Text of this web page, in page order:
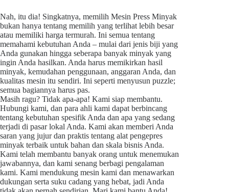
Nah, itu dia! Singkatnya, memilih Mesin Press Minyak
bukan hanya tentang memilih yang terlihat lebih besar
atau memiliki harga termurah. Ini semua tentang
memahami kebutuhan Anda – mulai dari jenis biji yang
Anda gunakan hingga seberapa banyak minyak yang
ingin Anda hasilkan. Anda harus memikirkan hasil
minyak, kemudahan penggunaan, anggaran Anda, dan
kualitas mesin itu sendiri. Ini seperti menyusun puzzle;
semua bagiannya harus pas.
Masih ragu? Tidak apa-apa! Kami siap membantu.
Hubungi kami, dan para ahli kami dapat berbincang
tentang kebutuhan spesifik Anda dan apa yang sedang
terjadi di pasar lokal Anda. Kami akan memberi Anda
saran yang jujur dan praktis tentang alat pengepres
minyak terbaik untuk bahan dan skala bisnis Anda.
Kami telah membantu banyak orang untuk menemukan
jawabannya, dan kami senang berbagi pengalaman
kami. Kami mendukung mesin kami dan menawarkan
dukungan serta suku cadang yang hebat, jadi Anda